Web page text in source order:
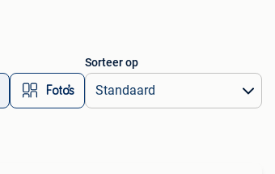
Foto’s
Sorteer op